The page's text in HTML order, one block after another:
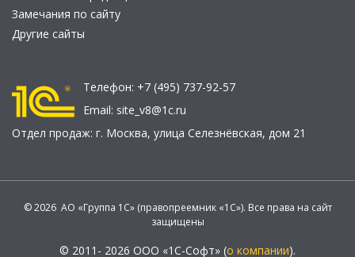
Замечания по сайту
Другие сайты
Телефон: +7 (495) 737-92-57
Email: site_v8@1c.ru
Отдел продаж: г. Москва, улица Селезнёвская, дом 21
© 2026 АО «Группа 1С» (правопреемник «1С»). Все права на сайт
защищены
© 2011- 2026 ООО «1С-Софт» (о компании).